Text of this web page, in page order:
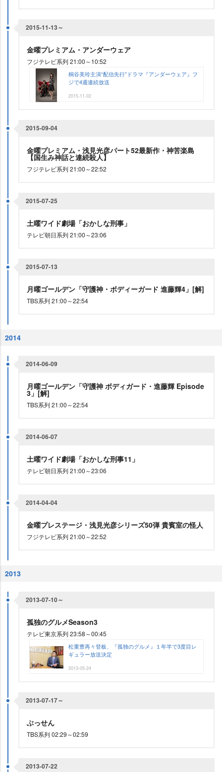
2015-11-13～
金曜プレミアム・アンダーウェア
フジテレビ系列 21:00～10:52
桐谷美玲主演“配信先行”ドラマ『アンダーウェア』フ
ジで4週連続放送
2015-11-02
2015-09-04
金曜プレミアム・浅見光彦パート52最新作・神苦楽島
【国生み神話と連続殺人】
フジテレビ系列 21:00～22:52
2015-07-25
土曜ワイド劇場「おかしな刑事」
テレビ朝日系列 21:00～23:06
2015-07-13
月曜ゴールデン「守護神・ボディーガード 進藤輝4」[解]
TBS系列 21:00～22:54
2014
2014-06-09
月曜ゴールデン「守護神 ボディガード・進藤輝 Episode
3」[解]
TBS系列 21:00～22:54
2014-06-07
土曜ワイド劇場「おかしな刑事11」
テレビ朝日系列 21:00～23:06
2014-04-04
金曜プレステージ・浅見光彦シリーズ50弾 貴賓室の怪人
フジテレビ系列 21:00～22:52
2013
2013-07-10～
孤独のグルメSeason3
テレビ東京系列 23:58～00:45
松重豊再々登板、『孤独のグルメ』１年半で3度目レ
ギュラー放送決定
2013-05-24
2013-07-17～
ぶっせん
TBS系列 02:29～02:59
2013-07-22